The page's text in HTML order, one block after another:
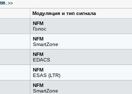
. >>
Модуляция и тип сигнала
NFM
Голос
NFM
SmartZone
NFM
EDACS
NFM
ESAS (LTR)
NFM
SmartZone